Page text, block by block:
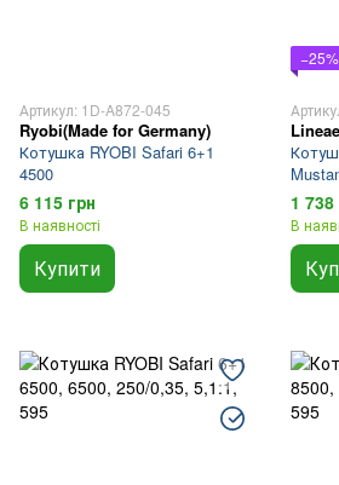
Артикул: 1D-A872-045
Ryobi(Made for Germany)
Котушка RYOBI Safari 6+1
4500
6 115 грн
В наявності
Купити
−25%
1 738
В